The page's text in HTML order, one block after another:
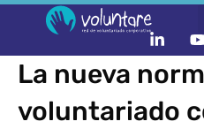
La nueva
voluntariado